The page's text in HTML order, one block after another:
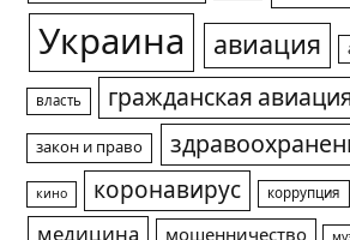
Украина авиация
власть гражданская
закон и право
кино коронавирус коррупция
медицина
мошенничество